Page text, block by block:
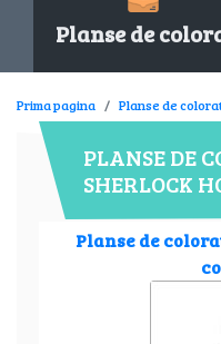
Planse de
Prima pagina Planse de
PLANSE DE
SHERLOCK
Planse de